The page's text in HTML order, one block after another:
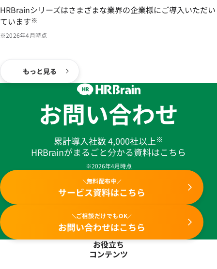
HRBrainシリーズはさまざまな業界の企業様にご導入いただい
ています※
※2026年4月時点
もっと見る
お問い合わせ
累計導入社数 4,000社以上※
HRBrainがまるごと分かる資料はこちら
※2026年4月時点
無料配布中
サービス資料はこちら
ご相談だけでもOK
お問い合わせはこちら
お役立ち
コンテンツ